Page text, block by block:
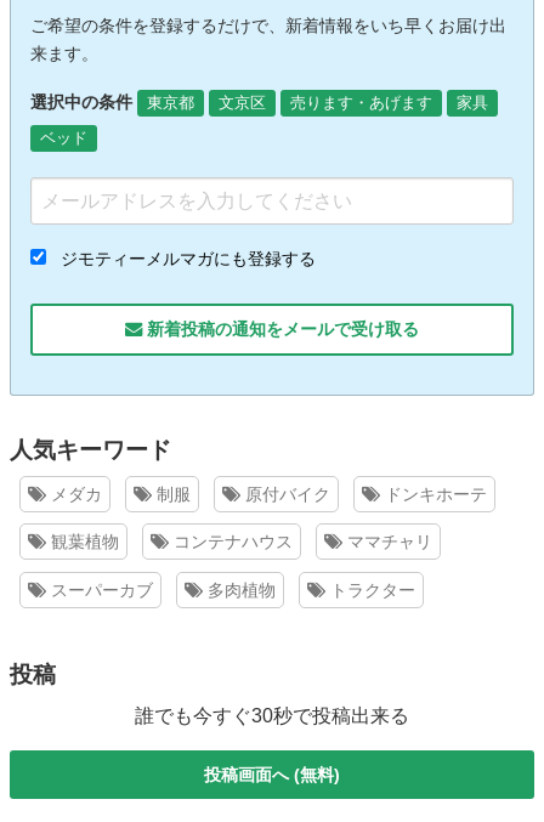
ご希望の条件を登録するだけで、新着情報をいち早くお届け出
来ます。
選択中の条件 東京都 文京区 売ります・あげます
家具
ベッド
ジモティーメルマガにも登録する
新着投稿の通知をメールで受け取る
人気キーワード
メダカ 制服 原付バイク ドンキホーテ
観葉植物 コンテナハウス ママチャリ
スーパーカブ 多肉植物 トラクター
投稿
誰でも今すぐ30秒で投稿出来る
投稿画面へ (無料)